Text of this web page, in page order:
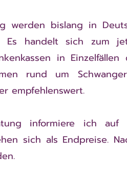
werden bislang in
Es handelt sich zum
in
rund um
empfehlenswert.
informiere ich auf
sich als Endpreise.